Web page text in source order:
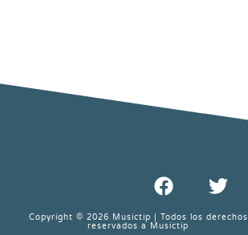
Copyright © 2026 Musictip | Todos los derechos
reservados a Musictip